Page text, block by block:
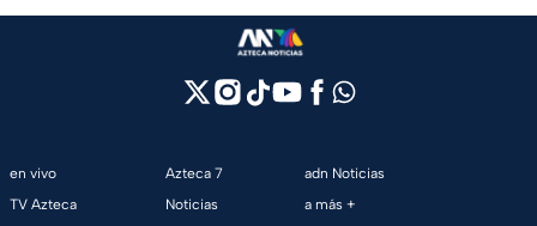
en vivo
TV Azteca
Azteca 7
Noticias
adn Noticias
a más +